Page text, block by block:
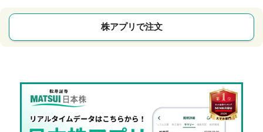
株アプリで注文